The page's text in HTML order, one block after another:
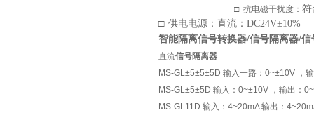
□ 抗电磁干扰度： 符
□ 供电电源： 直流： DC24V±10%
智能隔离信号转换器/信号隔离器/信
直流信号隔离器
MS-GL±5±5±5D 输入一路：0~±10V ，
MS-GL±5±5D 输入：0~±10V ，输出：
MS-GL11D 输入：4~20mA 输出：